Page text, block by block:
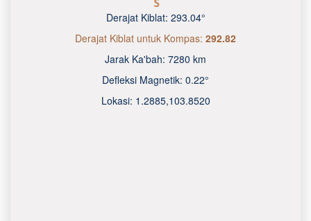
Derajat Kiblat: 293.04°
Derajat Kiblat untuk Kompas: 292.82
Jarak Ka'bah: 7280 km
Defleksi Magnetik: 0.22°
Lokasi: 1.2885,103.8520